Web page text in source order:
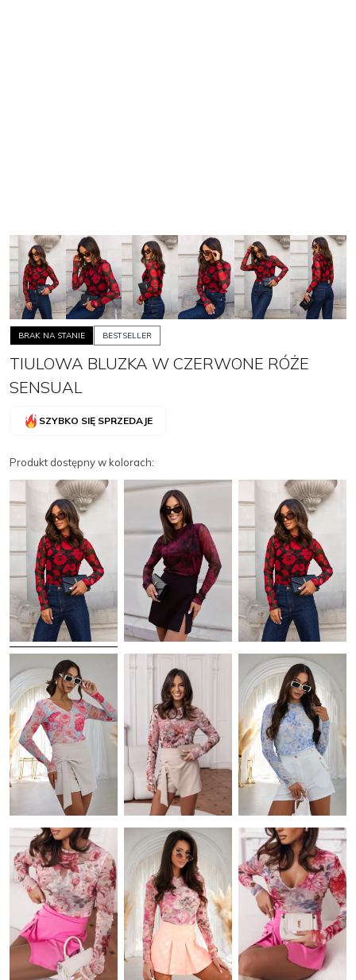
BRAK NA STANIE BESTSELLER
TIULOWA BLUZKA W CZERWONE RÓŻE
SENSUAL
SZYBKO SIĘ SPRZEDAJE
Produkt dostępny w kolorach: